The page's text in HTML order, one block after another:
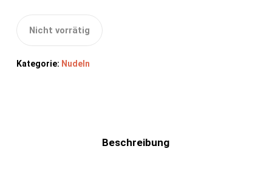
Nicht vorrätig
Kategorie: Nudeln
Beschreibung